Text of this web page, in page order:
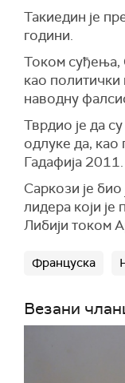
Такиедин је
години.
Током суђења,
као
наводну
Тврдио је да
одлуке да,
Гадафија
Саркози је
лидера који је
Либији током
Француска
Везани